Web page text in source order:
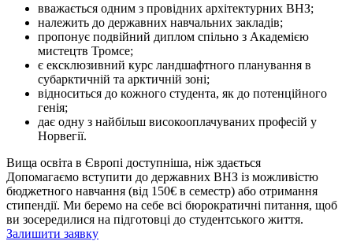
вважається одним з провідних архітектурних ВНЗ;
належить до державних навчальних закладів;
пропонує подвійний диплом спільно з Академією
мистецтв Тромсе;
є ексклюзивний курс ландшафтного планування в
субарктичній та арктичній зоні;
відноситься до кожного студента, як до потенційного
генія;
дає одну з найбільш високооплачуваних професій у
Норвегії.
Вища освіта в Європі доступніша, ніж здається
Допомагаємо вступити до державних ВНЗ із можливістю
бюджетного навчання (від 150€ в семестр) або отримання
стипендії. Ми беремо на себе всі бюрократичні питання, щоб
ви зосередилися на підготовці до студентського життя.
Залишити заявку